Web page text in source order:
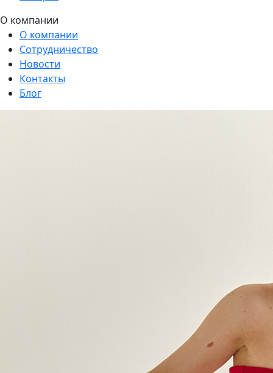
О компании
О компании
Сотрудничество
Новости
Контакты
Блог